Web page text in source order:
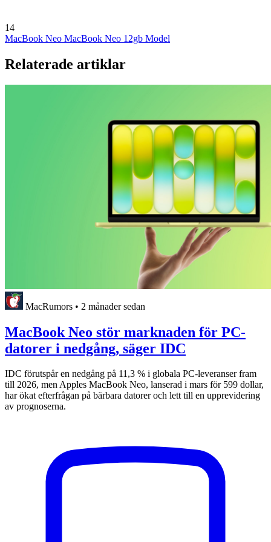
14
MacBook Neo MacBook Neo 12gb Model
Relaterade artiklar
MacRumors • 2 månader sedan
MacBook Neo stör marknaden för PC-
datorer i nedgång, säger IDC
IDC förutspår en nedgång på 11,3 % i globala PC-leveranser fram
till 2026, men Apples MacBook Neo, lanserad i mars för 599 dollar,
har ökat efterfrågan på bärbara datorer och lett till en upprevidering
av prognoserna.